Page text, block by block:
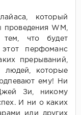
который
проведения WM,
тем, что будет
перфоманс
прерываний,
людей, которые
ему! Ни
Зи, никому
И ни о каких
или других